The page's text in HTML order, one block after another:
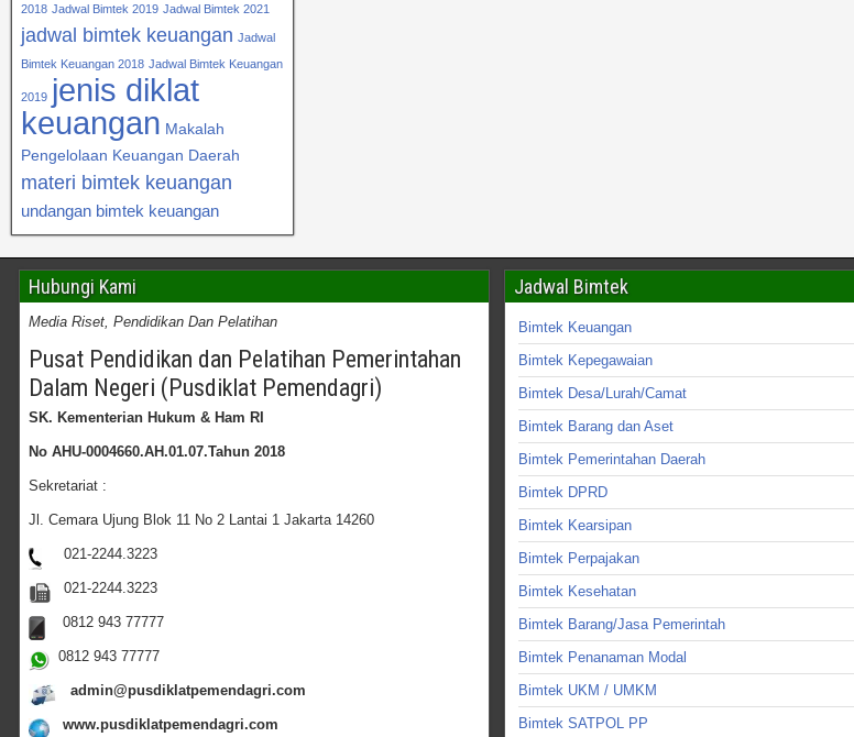
2018 Jadwal Bimtek 2019 Jadwal Bimtek 2021
jadwal bimtek keuangan Jadwal
Bimtek Keuangan 2018 Jadwal Bimtek Keuangan
2019 jenis diklat
keuangan Makalah
Pengelolaan Keuangan Daerah
materi bimtek keuangan
undangan bimtek keuangan
Hubungi Kami
Media Riset, Pendidikan Dan Pelatihan
Pusat Pendidikan dan Pelatihan Pemerintahan
Dalam Negeri (Pusdiklat Pemendagri)
SK. Kementerian Hukum & Ham RI
No AHU-0004660.AH.01.07.Tahun 2018
Sekretariat :
Jl. Cemara Ujung Blok 11 No 2 Lantai 1 Jakarta 14260
021-2244.3223
021-2244.3223
0812 943 77777
0812 943 77777
admin@pusdiklatpemendagri.com
www.pusdiklatpemendagri.com
Jadwal Bimtek
Bimtek Keuangan
Bimtek Kepegawaian
Bimtek Desa/Lurah/Camat
Bimtek Barang dan Aset
Bimtek Pemerintahan Daerah
Bimtek DPRD
Bimtek Kearsipan
Bimtek Perpajakan
Bimtek Kesehatan
Bimtek Barang/Jasa Pemerintah
Bimtek Penanaman Modal
Bimtek UKM / UMKM
Bimtek SATPOL PP